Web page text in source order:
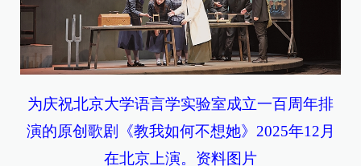
为庆祝北京大学语言学实验室成立一百周年排
演的原创歌剧《教我如何不想她》2025年12月
在北京上演。资料图片